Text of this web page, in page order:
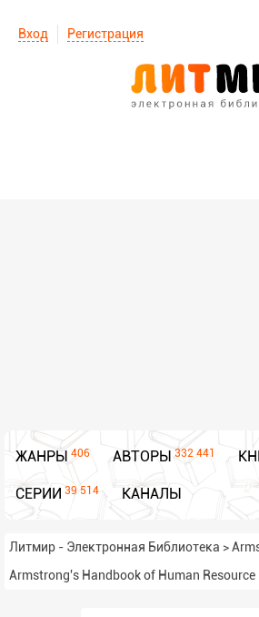
Вход Регистрация
ЖАНРЫ 406 АВТОРЫ 332 441
СЕРИИ 39 514 КАНАЛЫ
Литмир - Электронная Библиотека >
Armstrong's Handbook of Human